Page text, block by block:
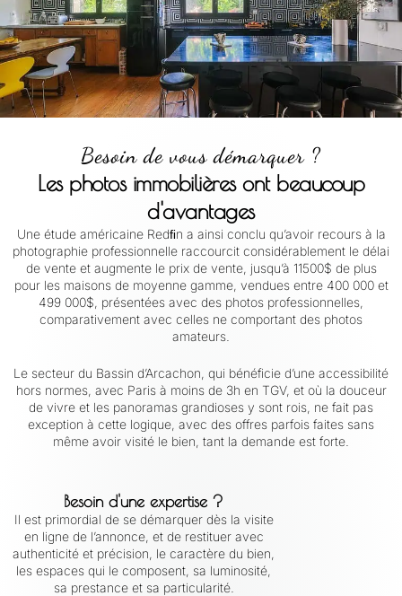
Besoin de vous démarquer ?
Les photos immobilières ont beaucoup
d'avantages
Une étude américaine Redﬁn a ainsi conclu qu’avoir recours à la
photographie professionnelle raccourcit considérablement le délai
de vente et augmente le prix de vente, jusqu’à 11500$ de plus
pour les maisons de moyenne gamme, vendues entre 400 000 et
499 000$, présentées avec des photos professionnelles,
comparativement avec celles ne comportant des photos
amateurs.
Le secteur du Bassin d’Arcachon, qui bénéficie d’une accessibilité
hors normes, avec Paris à moins de 3h en TGV, et où la douceur
de vivre et les panoramas grandioses y sont rois, ne fait pas
exception à cette logique, avec des offres parfois faites sans
même avoir visité le bien, tant la demande est forte.
Besoin d'une expertise ?
Il est primordial de se démarquer dès la visite
en ligne de l’annonce, et de restituer avec
authenticité et précision, le caractère du bien,
les espaces qui le composent, sa luminosité,
sa prestance et sa particularité.